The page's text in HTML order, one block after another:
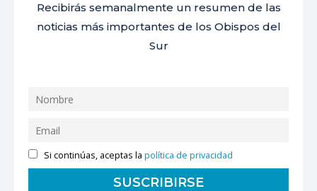
Recibirás semanalmente un resumen de las
noticias más importantes de los Obispos del
Sur
Si continúas, aceptas lapolítica de privacidad